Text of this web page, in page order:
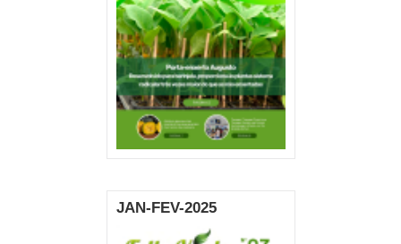
JAN-FEV-2025